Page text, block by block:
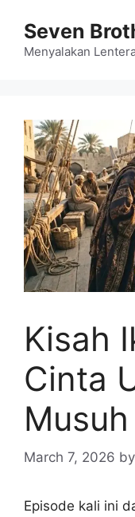
content
Seven
Menyalakan
Kisah
Cinta
March 7, 2026 by
Episode kali ini